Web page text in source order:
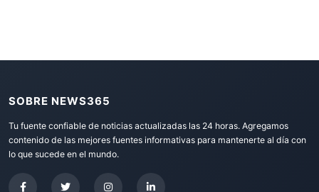
SOBRE NEWS365
Tu fuente confiable de noticias actualizadas las 24 horas. Agregamos
contenido de las mejores fuentes informativas para mantenerte al día con
lo que sucede en el mundo.